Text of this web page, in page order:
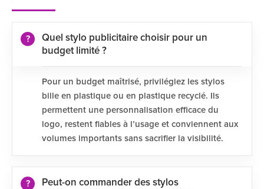
Quel stylo publicitaire choisir pour un
budget limité ?
Pour un budget maîtrisé, privilégiez les stylos
bille en plastique ou en plastique recyclé. Ils
permettent une personnalisation efficace du
logo, restent fiables à l’usage et conviennent aux
volumes importants sans sacrifier la visibilité.
Peut-on commander des stylos